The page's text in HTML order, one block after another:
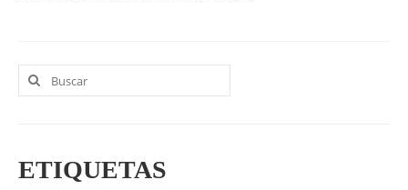
Buscar
por:
ETIQUETAS